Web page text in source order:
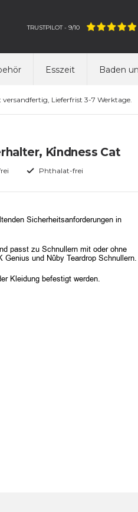
TRUSTPILOT - 9/10
Esszeit Baden
versandfertig, Lieferfrist 3-7 Werktage.
Kindness Cat
Phthalat-frei
Sicherheitsanforderungen in
passt zu Schnullern mit oder ohne
und Nûby Teardrop Schnullern.
Kleidung befestigt werden.